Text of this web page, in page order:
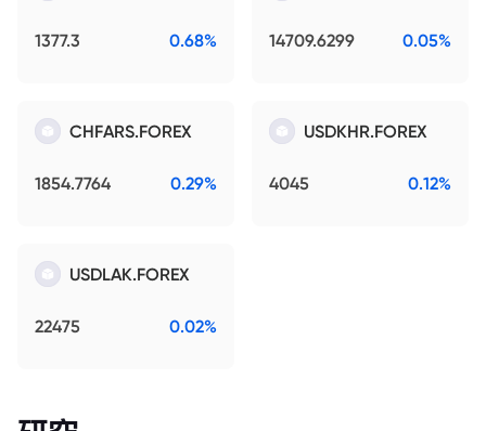
1377.3 0.68% 14709.6299 0.05%
CHFARS.FOREX
1854.7764 0.29%
USDKHR.FOREX
4045 0.12%
USDLAK.FOREX
22475 0.02%